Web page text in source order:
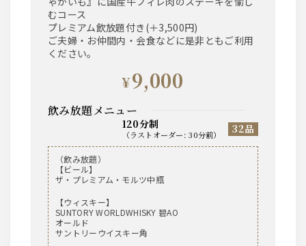
むコース
プレミアム飲放題付き(＋3,500円)
ご夫婦・お仲間内・会食などに是非ともご利用
ください。
¥9,000
飲み放題メニュー
120分制
（ ラストオーダー:30分前） 32品
（飲み放題）
【ビール】
ザ・プレミアム・モルツ中瓶
【ウィスキー】
SUNTORY WORLDWHISKY 碧AO
オールド
サントリーウイスキー角